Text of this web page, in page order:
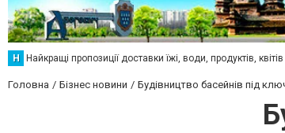
Н Найкращі пропозиції доставки їжі, води, продуктів, квітів
Головна Бізнес новини Будівництво басейнів під